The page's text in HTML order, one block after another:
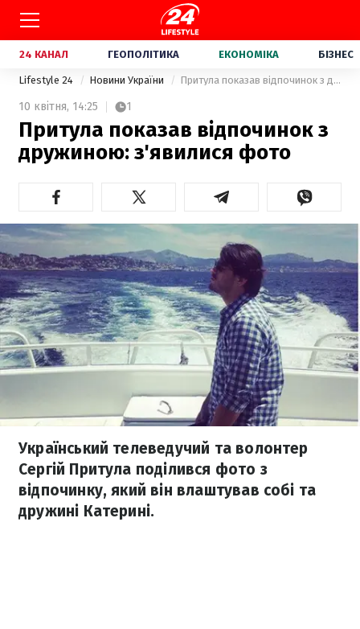
24 КАНАЛ ГЕОПОЛІТИКА ЕКОНОМІКА БІЗНЕС
Lifestyle 24 Новини України Притула показав відпочинок з дружиною: з'явилися фото
10 квітня, 14:25 1
Притула показав відпочинок з
дружиною: з'явилися фото
Український телеведучий та волонтер
Сергій Притула поділився фото з
відпочинку, який він влаштував собі та
дружині Катерині.